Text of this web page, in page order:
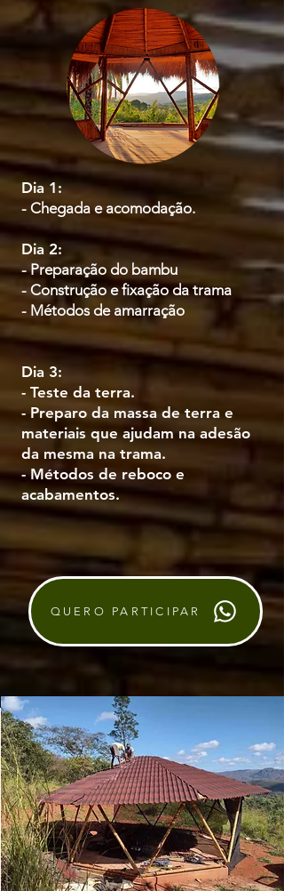
Dia 1:
- Chegada e acomodação.
Dia 2:
- Preparação do bambu
- Construção e fixação da trama
- Métodos de amarração
Dia 3:
- Teste da terra.
- Preparo da massa de terra e
materiais que ajudam na adesão
da mesma na trama.
- Métodos de reboco e
acabamentos.
QUERO PARTICIPAR